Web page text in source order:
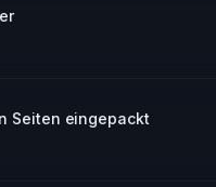
Seiten eingepackt